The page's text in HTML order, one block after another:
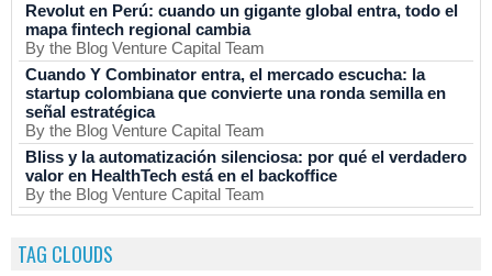
Revolut en Perú: cuando un gigante global entra, todo el
mapa fintech regional cambia
By the Blog Venture Capital Team
Cuando Y Combinator entra, el mercado escucha: la
startup colombiana que convierte una ronda semilla en
señal estratégica
By the Blog Venture Capital Team
Bliss y la automatización silenciosa: por qué el verdadero
valor en HealthTech está en el backoffice
By the Blog Venture Capital Team
TAG CLOUDS